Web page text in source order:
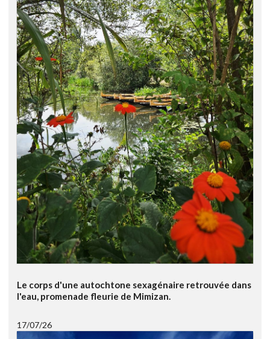
Le corps d'une autochtone sexagénaire retrouvée dans
l'eau, promenade fleurie de Mimizan.
17/07/26